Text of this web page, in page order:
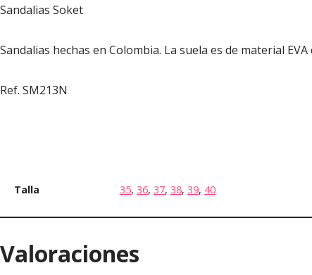
Sandalias Soket
Sandalias hechas en Colombia. La suela es de material
Ref. SM213N
Talla 35, 36, 37, 38, 39, 40
Valoraciones